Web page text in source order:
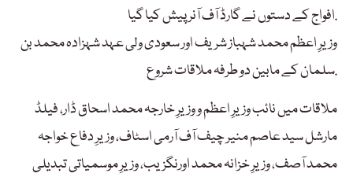
افواج کے دستوں نے گارڈ آف آنر پیش کیا گیا.
وزیرِ اعظم محمد شہباز شریف اور سعودی ولی عہد شہزادہ محمد بن
سلمان کے مابین دو طرفہ ملاقات شروع.
ملاقات میں نائب وزیرِ اعظم و وزیرِ خارجہ محمد اسحاق ڈار، فیلڈ
مارشل سید عاصم منیر چیف آف آرمی اسٹاف، وزیرِ دفاع خواجہ
محمد آصف، وزیرِ خزانہ محمد اورنگزیب، وزیرِ موسمیاتی تبدیلی